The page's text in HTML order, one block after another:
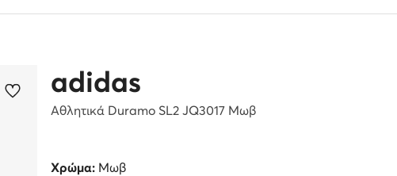
adidas
Αθλητικά Duramo SL2 JQ3017 Μωβ
Χρώμα:Μωβ